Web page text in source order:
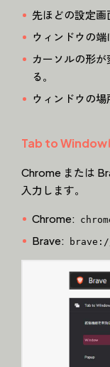
先ほどの設定画
ウィンドウの端
カーソルの形
る。
ウィンドウの場
Tab to Window
Chrome または
入力します。
Chrome:
Brave: